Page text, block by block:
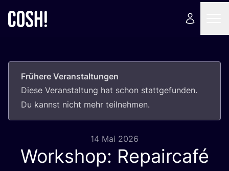
Frühere Veranstaltungen
Die­se Ver­an­stal­tung hat schon statt­ge­fun­den.
Du kannst nicht mehr teilnehmen.
14 Mai 2026
Workshop: Repaircafé